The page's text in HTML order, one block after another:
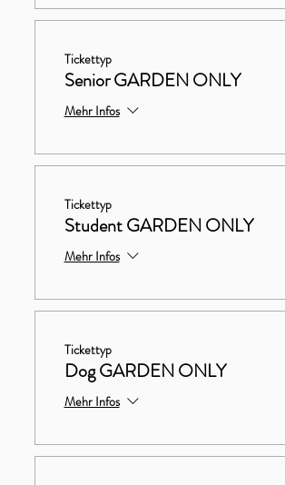
Tickettyp
Senior GARDEN ONLY
Mehr Infos
Tickettyp
Student GARDEN ONLY
Mehr Infos
Tickettyp
Dog GARDEN ONLY
Mehr Infos